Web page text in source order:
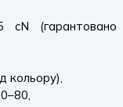
(гарантовано
кольору),